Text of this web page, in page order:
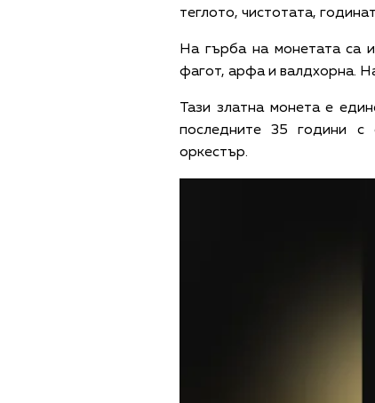
теглото, чистотата,
На гърба на монетата са
фагот, арфа и валдхорна.
Тази златна монета е
последните 35 години с
оркестър.